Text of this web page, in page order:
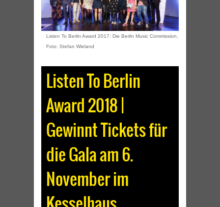
Listen To Berlin Award 2017: Die Berlin Music Commission,
Foto: Stefan Wieland
Listen To Berlin
Award 2018 |
Gewinnt Tickets für
die Gala am 6.
November im